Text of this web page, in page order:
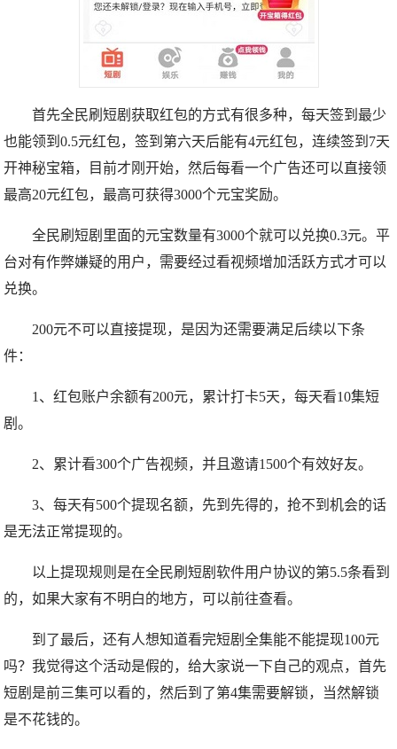
首先全民刷短剧获取红包的方式有很多种，每天签到最少
也能领到0.5元红包，签到第六天后能有4元红包，连续签到7天
开神秘宝箱，目前才刚开始，然后每看一个广告还可以直接领
最高20元红包，最高可获得3000个元宝奖励。
全民刷短剧里面的元宝数量有3000个就可以兑换0.3元。平
台对有作弊嫌疑的用户，需要经过看视频增加活跃方式才可以
兑换。
200元不可以直接提现，是因为还需要满足后续以下条
件：
1、红包账户余额有200元，累计打卡5天，每天看10集短
剧。
2、累计看300个广告视频，并且邀请1500个有效好友。
3、每天有500个提现名额，先到先得的，抢不到机会的话
是无法正常提现的。
以上提现规则是在全民刷短剧软件用户协议的第5.5条看到
的，如果大家有不明白的地方，可以前往查看。
到了最后，还有人想知道看完短剧全集能不能提现100元
吗？我觉得这个活动是假的，给大家说一下自己的观点，首先
短剧是前三集可以看的，然后到了第4集需要解锁，当然解锁
是不花钱的。